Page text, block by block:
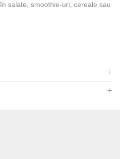
salate, smoothie-uri, cereale sau